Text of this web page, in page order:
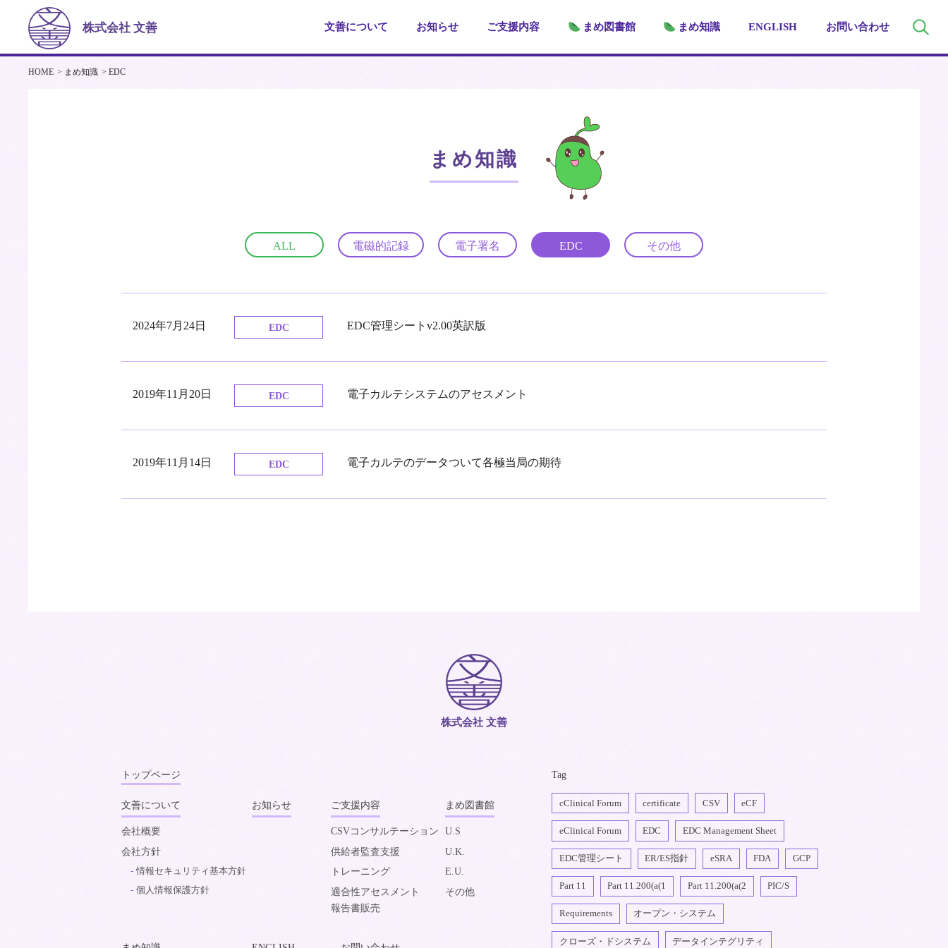
株式会社 文善 文善について お知らせ ご支援内容 まめ図書館 まめ知識 ENGLISH お問い合わせ
HOME まめ知識 EDC
まめ知識
ALL 電磁的記録 電子署名 EDC その他
2024年7月24日 EDC EDC管理シートv2.00英訳版
2019年11月20日 EDC 電子カルテシステムのアセスメント
2019年11月14日 EDC 電子カルテのデータついて各極当局の期待
株式会社 文善
トップページ
文善について
会社概要
会社方針
情報セキュリティ基本方針
個人情報保護方針
お知らせ ご支援内容
CSVコンサルテーション
供給者監査支援
トレーニング
適合性アセスメント
報告書販売
まめ図書館
U.S
U.K.
E.U.
その他
Tag
cClinical Forum certificate CSV eCF
eClinical Forum EDC EDC Management Sheet
EDC管理シート ER/ES指針 eSRA FDA GCP
Part 11 Part 11.200(a(1 Part 11.200(a(2 PIC/S
Requirements オープン・システム
クローズ・ドシステム データインテグリティ